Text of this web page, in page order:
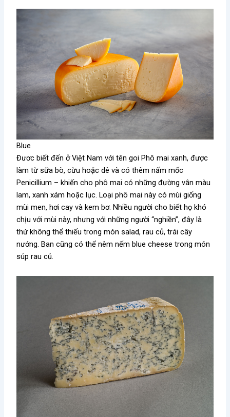
Blue
Đươc biết đến ở Việt Nam với tên goi Phô mai xanh, được
làm từ sữa bò, cừu hoặc dê và có thêm nấm mốc
Penicillium – khiến cho phô mai có những đường vân màu
lam, xanh xám hoặc lục. Loại phô mai này có mùi giống
mùi men, hơi cay và kem bơ. Nhiều người cho biết họ khó
chịu với mùi này, nhưng với những người “nghiền”, đây là
thứ không thể thiếu trong món salad, rau củ, trái cây
nướng. Ban cũng có thể nêm nếm blue cheese trong món
súp rau củ.